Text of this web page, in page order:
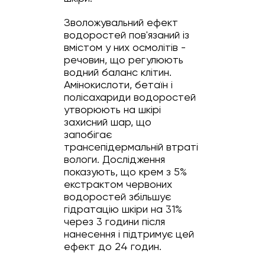
Зволожувальний ефект
водоростей пов'язаний із
вмістом у них осмолітів -
речовин, що регулюють
водний баланс клітин.
Амінокислоти, бетаїн і
полісахариди водоростей
утворюють на шкірі
захисний шар, що
запобігає
трансепідермальній втраті
вологи. Дослідження
показують, що крем з 5%
екстрактом червоних
водоростей збільшує
гідратацію шкіри на 31%
через 3 години після
нанесення і підтримує цей
ефект до 24 годин.